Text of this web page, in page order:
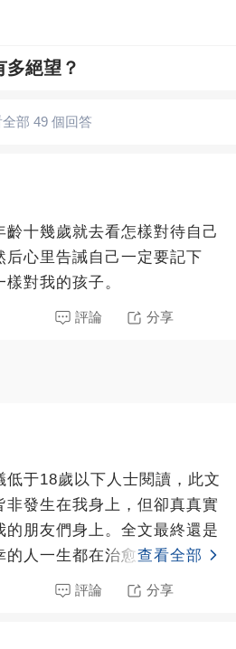
絕望？
部 49 個回答
齡十幾歲就去看怎樣對待自己
后心里告誡自己一定要記下
對我的孩子。
評論 分享
于18歲以下人士閱讀，此文
非發生在我身上，但卻真真實
朋友們身上。全文最終還是
的人一生都在治愈童查看全部
評論 分享
婚姻情感